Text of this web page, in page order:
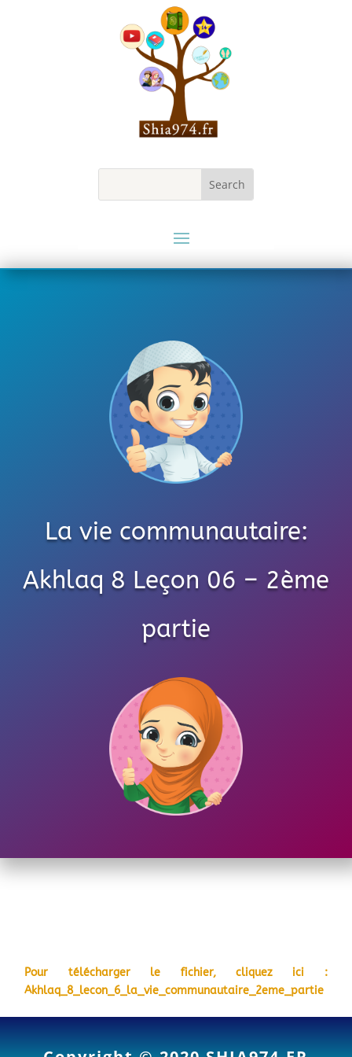
La vie communautaire:
Akhlaq 8 Leçon 06 – 2ème
partie
Pour télécharger le fichier, cliquez ici :
Akhlaq_8_lecon_6_la_vie_communautaire_2eme_partie